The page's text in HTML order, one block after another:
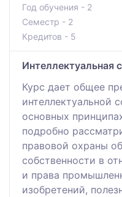
Год обучения - 2
Семестр - 2
Кредитов - 5
Интеллектуальная
Курс дает общее
интеллектуальной
основных
подробно
правовой охраны
собственности в
и права
изобретений,